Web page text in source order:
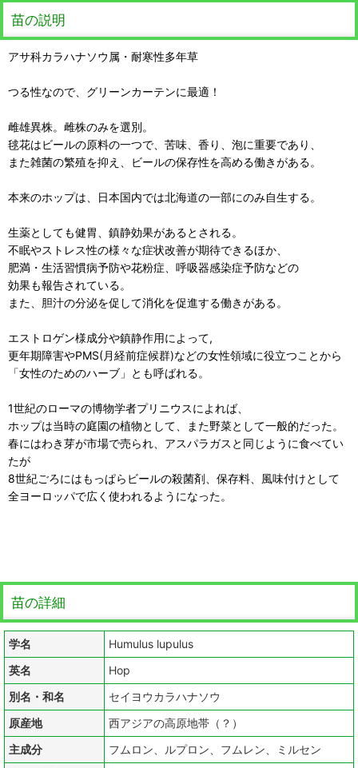
苗の説明
アサ科カラハナソウ属・耐寒性多年草
つる性なので、グリーンカーテンに最適！
雌雄異株。雌株のみを選別。
毬花はビールの原料の一つで、苦味、香り、泡に重要であり、
また雑菌の繁殖を抑え、ビールの保存性を高める働きがある。
本来のホップは、日本国内では北海道の一部にのみ自生する。
生薬としても健胃、鎮静効果があるとされる。
不眠やストレス性の様々な症状改善が期待できるほか、
肥満・生活習慣病予防や花粉症、呼吸器感染症予防などの
効果も報告されている。
また、胆汁の分泌を促して消化を促進する働きがある。
エストロゲン様成分や鎮静作用によって,
更年期障害やPMS(月経前症候群)などの女性領域に役立つことから
「女性のためのハーブ」とも呼ばれる。
1世紀のローマの博物学者プリニウスによれば、
ホップは当時の庭園の植物として、また野菜として一般的だった。
春にはわき芽が市場で売られ、アスパラガスと同じように食べてい
たが
8世紀ごろにはもっぱらビールの殺菌剤、保存料、風味付けとして
全ヨーロッパで広く使われるようになった。
苗の詳細
学名
Humulus lupulus
英名
Hop
別名・和名
セイヨウカラハナソウ
原産地
西アジアの高原地帯（？）
主成分
フムロン、ルプロン、フムレン、ミルセン